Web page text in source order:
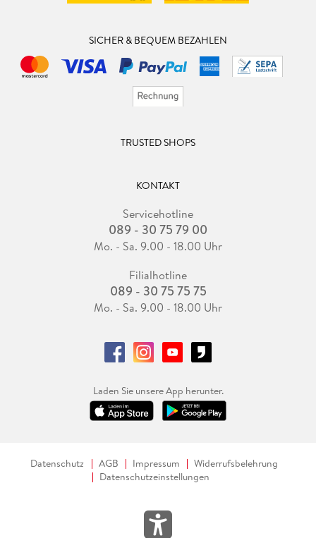
SICHER & BEQUEM BEZAHLEN
TRUSTED SHOPS
KONTAKT
Servicehotline
089 - 30 75 79 00
Mo. - Sa. 9.00 - 18.00 Uhr
Filialhotline
089 - 30 75 75 75
Mo. - Sa. 9.00 - 18.00 Uhr
Laden Sie unsere App herunter.
Datenschutz AGB Impressum
Widerrufsbelehrung
Datenschutzeinstellungen